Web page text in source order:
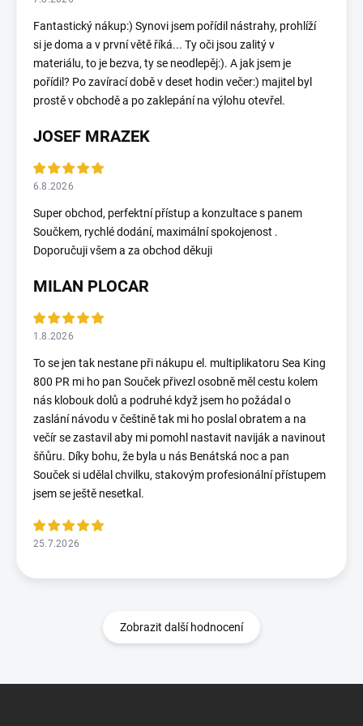
Fantastický nákup:) Synovi jsem pořídil nástrahy, prohlíží
si je doma a v první větě říká... Ty oči jsou zalitý v
materiálu, to je bezva, ty se neodlepěj:). A jak jsem je
pořídil? Po zavírací době v deset hodin večer:) majitel byl
prostě v obchodě a po zaklepání na výlohu otevřel.
JOSEF MRAZEK
6.8.2026
Super obchod, perfektní přístup a konzultace s panem
Součkem, rychlé dodání, maximální spokojenost .
Doporučuji všem a za obchod děkuji
MILAN PLOCAR
1.8.2026
To se jen tak nestane při nákupu el. multiplikatoru Sea King
800 PR mi ho pan Souček přivezl osobně měl cestu kolem
nás klobouk dolů a podruhé když jsem ho požádal o
zaslání návodu v češtině tak mi ho poslal obratem a na
večír se zastavil aby mi pomohl nastavit naviják a navinout
šňůru. Díky bohu, že byla u nás Benátská noc a pan
Souček si udělal chvilku, stakovým profesionální přístupem
jsem se ještě nesetkal.
25.7.2026
Zobrazit další hodnocení